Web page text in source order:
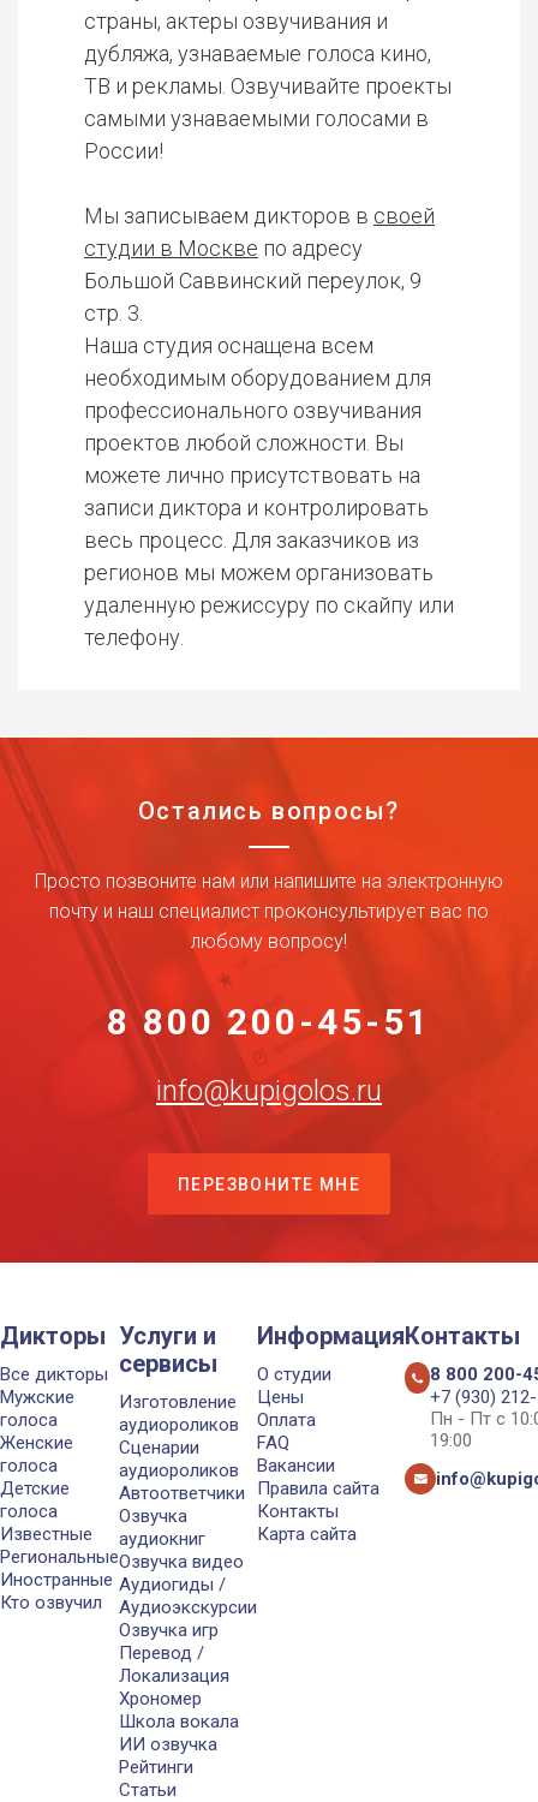
страны, актеры озвучивания и
дубляжа, узнаваемые голоса кино,
ТВ и рекламы. Озвучивайте проекты
самыми узнаваемыми голосами в
России!
Мы записываем дикторов в своей
студии в Москве по адресу
Большой Саввинский переулок, 9
стр. 3.
Наша студия оснащена всем
необходимым оборудованием для
профессионального озвучивания
проектов любой сложности. Вы
можете лично присутствовать на
записи диктора и контролировать
весь процесс. Для заказчиков из
регионов мы можем организовать
удаленную режиссуру по скайпу или
телефону.
Остались вопросы?
Просто позвоните нам или напишите на электронную
почту и наш специалист проконсультирует вас по
любому вопросу!
8 800 200-45-51
info@kupigolos.ru
ПЕРЕЗВОНИТЕ МНЕ
Дикторы
Все дикторы
Мужские
голоса
Женские
голоса
Детские
голоса
Известные
Региональные
Иностранные
Кто озвучил
Услуги и
сервисы
Изготовление
аудиороликов
Сценарии
аудиороликов
Автоответчики
Озвучка
аудиокниг
Озвучка видео
Аудиогиды /
Аудиоэкскурсии
Озвучка игр
Перевод /
Локализация
Хрономер
Школа вокала
ИИ озвучка
Рейтинги
Статьи
Информация
О студии
Цены
Оплата
FAQ
Вакансии
Правила сайта
Контакты
Карта сайта
Контакты
8 800 200-
+7 (930)
Пн - Пт с
19:00